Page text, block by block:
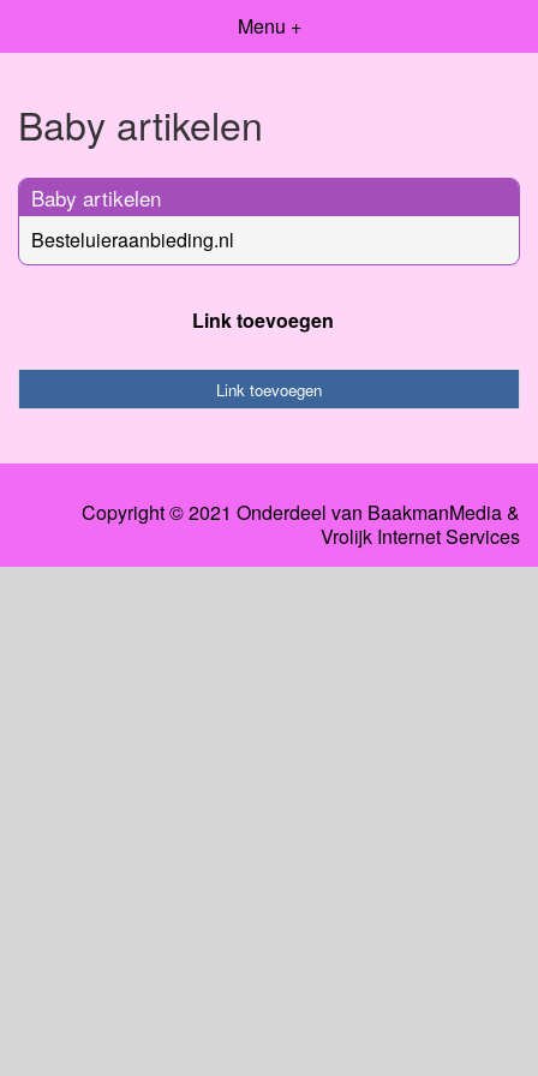
Menu +
Baby artikelen
Baby artikelen
Besteluieraanbieding.nl
Link toevoegen
Link toevoegen
Copyright © 2021 Onderdeel van BaakmanMedia&
Vrolijk Internet Services